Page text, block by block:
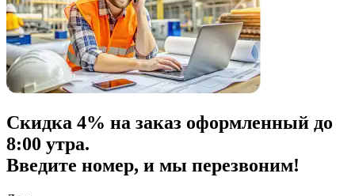
Скидка 4% на заказ оформленный до
8:00 утра.
Введите номер, и мы перезвоним!